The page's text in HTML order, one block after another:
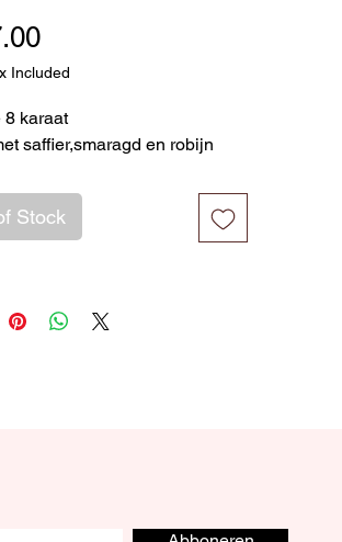
Price
Included
8 karaat
saffier,smaragd en robijn
Stock